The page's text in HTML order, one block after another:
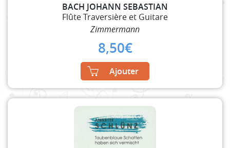
BACH JOHANN SEBASTIAN
Flûte Traversière et Guitare
Zimmermann
8,50€
Ajouter